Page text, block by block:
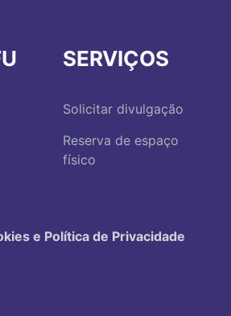
SERVIÇOS
Solicitar divulgação
Reserva de espaço
físico
e Política de Privacidade